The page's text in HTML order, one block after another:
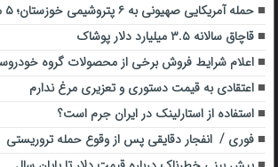
حمله آمریکایی صهیونی به ۶ پتروشیمی‌‌ خوزستان؛ ۵ مجروح تاکنون
قاچاق سالانه ۳.۵ میلیارد دلار پوشاک
اعلام شرایط فروش برخی از محصولات گروه
اعتقادی به قیمت دستوری و تعزیری مرغ ندارم
استفاده از استارلینک در ایران جرم است؟
فوری / انفجار دقایقی پس از وقوع حمله تروریستی